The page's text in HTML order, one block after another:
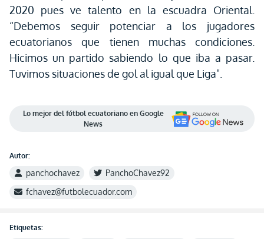
2020 pues ve talento en la escuadra Oriental.
“Debemos seguir potenciar a los jugadores
ecuatorianos que tienen muchas condiciones.
Hicimos un partido sabiendo lo que iba a pasar.
Tuvimos situaciones de gol al igual que Liga".
Lo mejor del fútbol ecuatoriano en Google
News
Autor:
panchochavez
PanchoChavez92
fchavez@futbolecuador.com
Etiquetas: